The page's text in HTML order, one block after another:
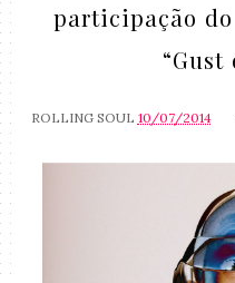
participação
“Gust
ROLLING SOUL 10/07/2014